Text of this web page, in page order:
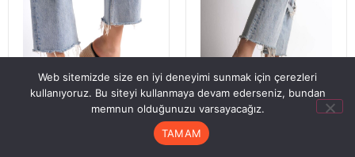
Hesabım Sipariş Takip
Web sitemizde size en iyi deneyimi sunmak için çerezleri
kullanıyoruz. Bu siteyi kullanmaya devam ederseniz, bundan
memnun olduğunuzu varsayacağız.
TAMAM